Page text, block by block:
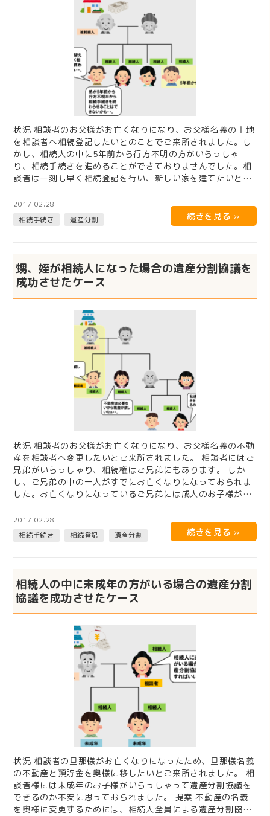
状況 相談者のお父様がお亡くなりになり、お父様名義の土地
を相談者へ相続登記したいとのことでご来所されました。し
かし、相続人の中に5年前から行方不明の方がいらっしゃ
り、相続手続きを進めることができておりませんでした。相
談者は一刻も早く相続登記を行い、新しい家を建てたいとの
2017.02.28
相続手続き
遺産分割
甥、姪が相続人になった場合の遺産分割協議を
成功させたケース
状況 相談者のお父様がお亡くなりになり、お父様名義の不動
産を相談者へ変更したいとご来所されました。 相談者にはご
兄弟がいらっしゃり、相続権はご兄弟にもあります。 しか
し、ご兄弟の中の一人がすでにお亡くなりになっておられま
した。お亡くなりになっているご兄弟には成人のお子様がい
2017.02.28
相続手続き
相続登記 遺産分割
相続人の中に未成年の方がいる場合の遺産分割
協議を成功させたケース
状況 相談者の旦那様がお亡くなりになったため、旦那様名義
の不動産と預貯金を奥様に移したいとご来所されました。 相
談者様には未成年のお子様がいらっしゃって遺産分割協議を
できるのか不安に思っておられました。 提案 不動産の名義
を奥様に変更するためには、相続人全員による遺産分割協議